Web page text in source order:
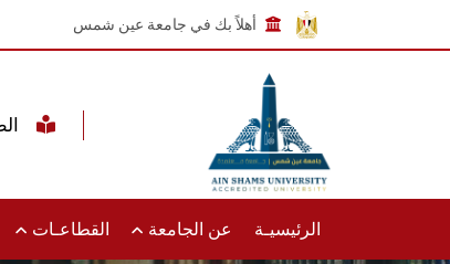
أهلاً بك في جامعة عين شمس
الرئيسيـة عن الجامعة القطاعـات